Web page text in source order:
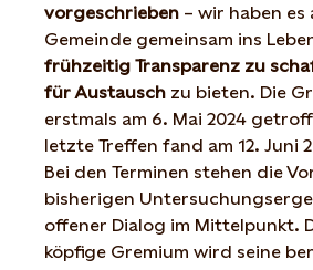
vorgeschrieben – wir haben
Gemeinde gemeinsam ins
frühzeitig Transparenz zu
für Austausch zu bieten. Die
erstmals am 6. Mai 2024
letzte Treffen fand am 12. Juni
Bei den Terminen stehen die
bisherigen
offener Dialog im Mittelpunkt.
köpfige Gremium wird seine